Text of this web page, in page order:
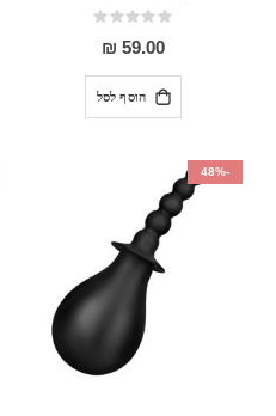
Rating:
0%
59.00 ₪
הוסף לסל
-48%